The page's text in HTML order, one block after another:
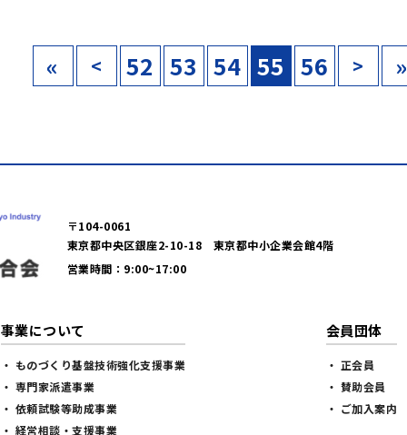
« < 52 53 54 55 56 > »
〒104-0061
東京都中央区銀座2-10-18 東京都中小企業会館4階
営業時間：9:00~17:00
事業について
・ ものづくり基盤技術強化支援事業
・ 専門家派遣事業
・ 依頼試験等助成事業
・ 経営相談・支援事業
会員団体
・ 正会員
・ 賛助会員
・ ご加入案内